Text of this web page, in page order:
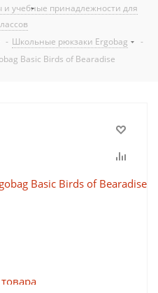
учебные принадлежности для
- Школьные рюкзаки Ergobag
-
Basic Birds of Bearadise